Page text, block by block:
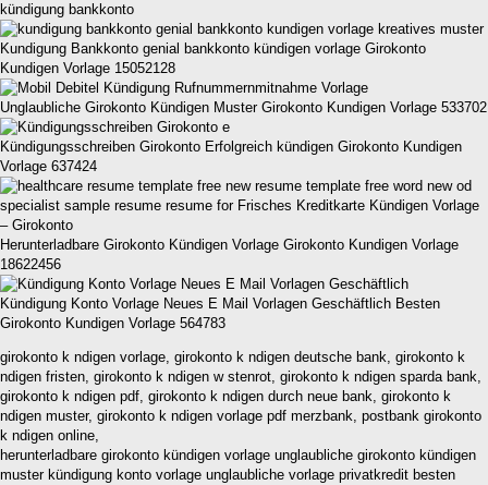
kündigung bankkonto
Kundigung Bankkonto genial bankkonto kündigen vorlage Girokonto
Kundigen Vorlage 15052128
Unglaubliche Girokonto Kündigen Muster Girokonto Kundigen Vorlage 533702
Kündigungsschreiben Girokonto Erfolgreich kündigen Girokonto Kundigen
Vorlage 637424
Herunterladbare Girokonto Kündigen Vorlage Girokonto Kundigen Vorlage
18622456
Kündigung Konto Vorlage Neues E Mail Vorlagen Geschäftlich Besten
Girokonto Kundigen Vorlage 564783
girokonto k ndigen vorlage, girokonto k ndigen deutsche bank, girokonto k
ndigen fristen, girokonto k ndigen w stenrot, girokonto k ndigen sparda bank,
girokonto k ndigen pdf, girokonto k ndigen durch neue bank, girokonto k
ndigen muster, girokonto k ndigen vorlage pdf merzbank, postbank girokonto
k ndigen online,
herunterladbare girokonto kündigen vorlage unglaubliche girokonto kündigen
muster kündigung konto vorlage unglaubliche vorlage privatkredit besten